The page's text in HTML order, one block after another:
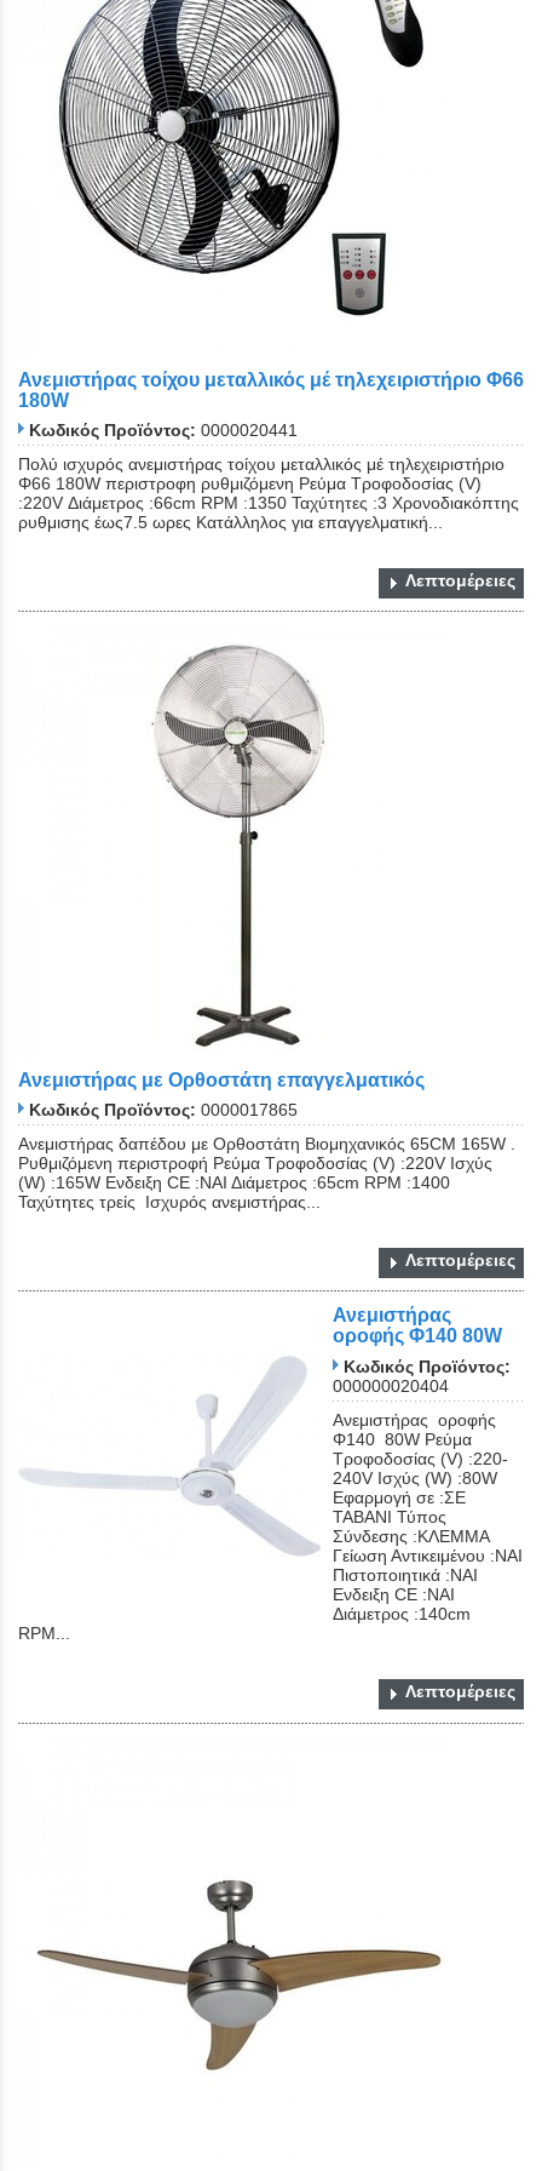
Close
Ανεμιστήρας τοίχου μεταλλικός μέ τηλεχειριστήριο Φ66
180W
Κωδικός Προϊόντος: 0000020441
Πολύ ισχυρός ανεμιστήρας τοίχου μεταλλικός μέ τηλεχειριστήριο
Φ66 180W περιστροφη ρυθμιζόμενη Ρεύμα Τροφοδοσίας (V)
:220V Διάμετρος :66cm RPM :1350 Ταχύτητες :3 Xρονοδιακόπτης
ρυθμισης έως7.5 ωρες Κατάλληλος για επαγγελματική...
Λεπτομέρειες
Ανεμιστήρας με Ορθοστάτη επαγγελματικός
Κωδικός Προϊόντος: 0000017865
Ανεμιστήρας δαπέδου με Ορθοστάτη Βιομηχανικός 65CM 165W .
Ρυθμιζόμενη περιστροφή Ρεύμα Τροφοδοσίας (V) :220V Ισχύς
(W) :165W Ενδειξη CE :ΝΑΙ Διάμετρος :65cm RPM :1400
Ταχύτητες τρείς Ισχυρός ανεμιστήρας...
Λεπτομέρειες
Ανεμιστήρας
οροφής Φ140 80W
Κωδικός Προϊόντος:
000000020404
Ανεμιστήρας οροφής
Φ140 80W Ρεύμα
Τροφοδοσίας (V) :220-
240V Ισχύς (W) :80W
Εφαρμογή σε :ΣΕ
ΤΑΒΑΝΙ Τύπος
Σύνδεσης :ΚΛΕΜΜΑ
Γείωση Αντικειμένου :ΝΑΙ
Πιστοποιητικά :ΝΑΙ
Ενδειξη CE :ΝΑΙ
Διάμετρος :140cm
RPM...
Λεπτομέρειες